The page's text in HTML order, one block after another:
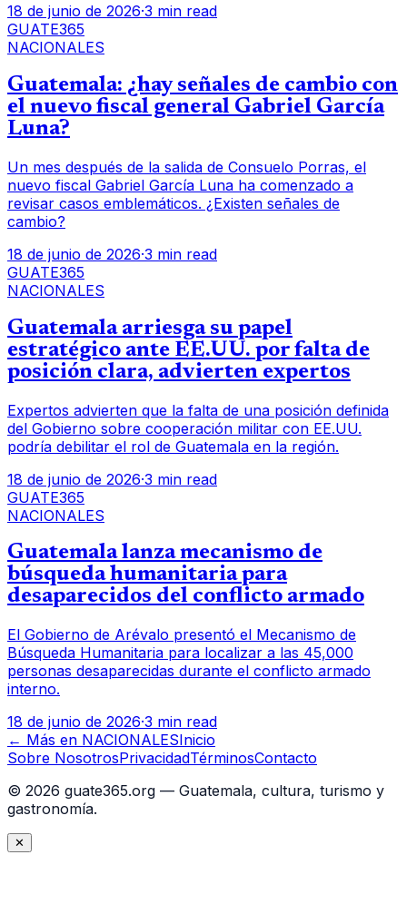
18 de junio de 2026·3 min read
GUATE365
NACIONALES
Guatemala: ¿hay señales de cambio con
el nuevo fiscal general Gabriel García
Luna?
Un mes después de la salida de Consuelo Porras, el
nuevo fiscal Gabriel García Luna ha comenzado a
revisar casos emblemáticos. ¿Existen señales de
cambio?
18 de junio de 2026·3 min read
GUATE365
NACIONALES
Guatemala arriesga su papel
estratégico ante EE.UU. por falta de
posición clara, advierten expertos
Expertos advierten que la falta de una posición definida
del Gobierno sobre cooperación militar con EE.UU.
podría debilitar el rol de Guatemala en la región.
18 de junio de 2026·3 min read
GUATE365
NACIONALES
Guatemala lanza mecanismo de
búsqueda humanitaria para
desaparecidos del conflicto armado
El Gobierno de Arévalo presentó el Mecanismo de
Búsqueda Humanitaria para localizar a las 45,000
personas desaparecidas durante el conflicto armado
interno.
18 de junio de 2026·3 min read
← Más en NACIONALESInicio
Sobre NosotrosPrivacidadTérminosContacto
© 2026 guate365.org — Guatemala, cultura, turismo y
gastronomía.
✕